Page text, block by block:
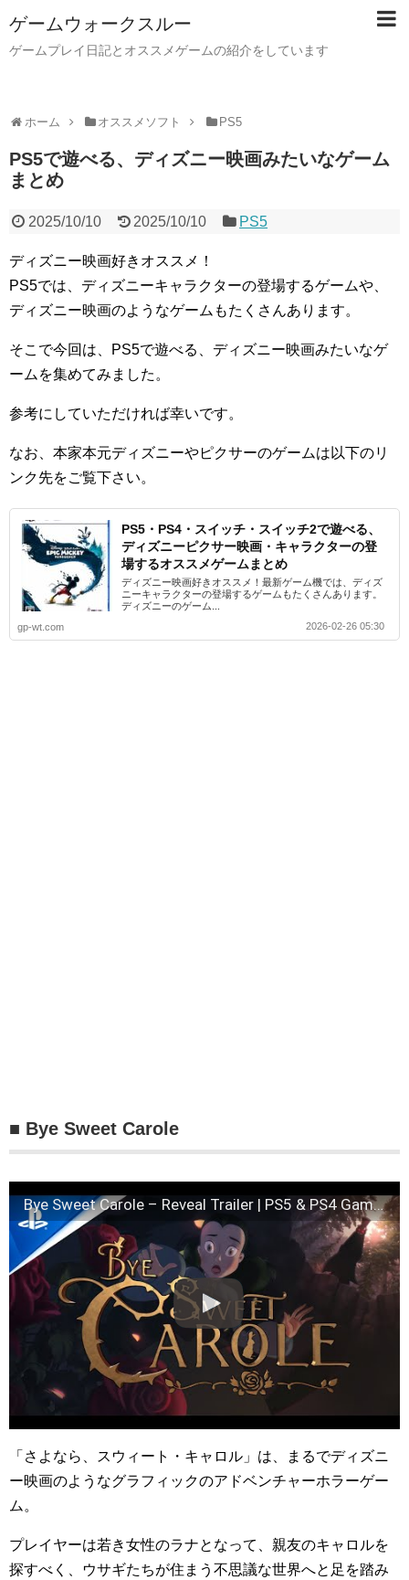
ゲームウォークスルー
ゲームプレイ日記とオススメゲームの紹介をしています
ホーム オススメソフト PS5
PS5で遊べる、ディズニー映画みたいなゲーム
まとめ
2025/10/10 2025/10/10 PS5
ディズニー映画好きオススメ！
PS5では、ディズニーキャラクターの登場するゲームや、
ディズニー映画のようなゲームもたくさんあります。
そこで今回は、PS5で遊べる、ディズニー映画みたいなゲ
ームを集めてみました。
参考にしていただければ幸いです。
なお、本家本元ディズニーやピクサーのゲームは以下のリ
ンク先をご覧下さい。
PS5・PS4・スイッチ・スイッチ2で遊べる、
ディズニーピクサー映画・キャラクターの登
場するオススメゲームまとめ
ディズニー映画好きオススメ！最新ゲーム機では、ディズ
ニーキャラクターの登場するゲームもたくさんあります。
ディズニーのゲーム...
gp-wt.com
2026-02-26 05:30
■ Bye Sweet Carole
Bye Sweet Carole – Reveal Trailer | PS5 & PS4 Games
「さよなら、スウィート・キャロル」は、まるでディズニ
ー映画のようなグラフィックのアドベンチャーホラーゲー
ム。
プレイヤーは若き女性のラナとなって、親友のキャロルを
探すべく、ウサギたちが住まう不思議な世界へと足を踏み